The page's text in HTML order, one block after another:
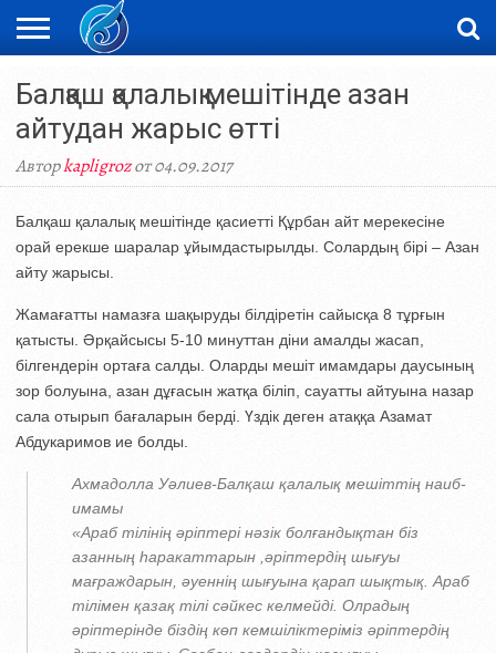
НОВОСТИ
ВИДЕО
ФОТОРЕПОРТАЖИ
ОРКЕН
LIVETV
Балқаш қалалық мешітінде азан
айтудан жарыс өтті
Авторkapligrozот 04.09.2017
Балқаш қалалық мешітінде қасиетті Құрбан айт мерекесіне
орай ерекше шаралар ұйымдастырылды. Солардың бірі – Азан
айту жарысы.
Жамағатты намазға шақыруды білдіретін сайысқа 8 тұрғын
қатысты. Әрқайсысы 5-10 минуттан діни амалды жасап,
білгендерін ортаға салды. Оларды мешіт имамдары даусының
зор болуына, азан дұғасын жатқа біліп, сауатты айтуына назар
сала отырып бағаларын берді. Үздік деген атаққа Азамат
Абдукаримов ие болды.
Ахмадолла Уәлиев-Балқаш қалалық мешіттің наиб-
имамы
«Араб тілінің әріптері нәзік болғандықтан біз
азанның һаракаттарын ,әріптердің шығуы
мағраждарын, әуеннің шығуына қарап шықтық. Араб
тілімен қазақ тілі сәйкес келмейді. Олрадың
әріптерінде біздің көп кемшіліктеріміз әріптердің